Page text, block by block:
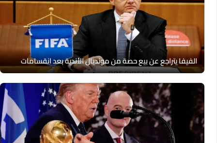
الفيفا يتراجع عن بيع حصة من مونديال الأندية بعد انقسامات